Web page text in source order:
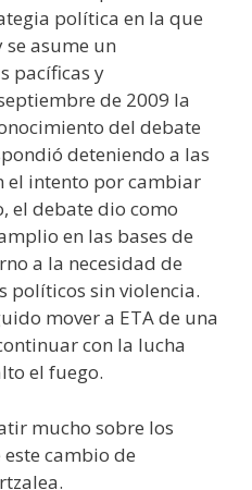
política en la que
se asume un
pacíficas y
de 2009 la
del debate
deteniendo a las
el intento por cambiar
el debate dio como
en las bases de
a la necesidad de
políticos sin violencia.
mover a ETA de una
con la lucha
el fuego.
mucho sobre los
cambio de